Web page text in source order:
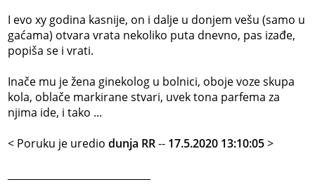
I evo xy godina kasnije, on i dalje u donjem vešu (samo u
gaćama) otvara vrata nekoliko puta dnevno, pas izađe,
popiša se i vrati.
Inače mu je žena ginekolog u bolnici, oboje voze skupa
kola, oblače markirane stvari, uvek tona parfema za
njima ide, i tako ...
< Poruku je urediodunja RR-- 17.5.2020 13:10:05>